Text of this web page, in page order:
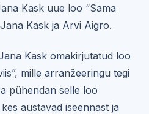
Kask uue loo “Sama
Kask ja Arvi Aigro.
Kask omakirjutatud loo
mille arranžeeringu tegi
pühendan selle loo
austavad iseennast ja